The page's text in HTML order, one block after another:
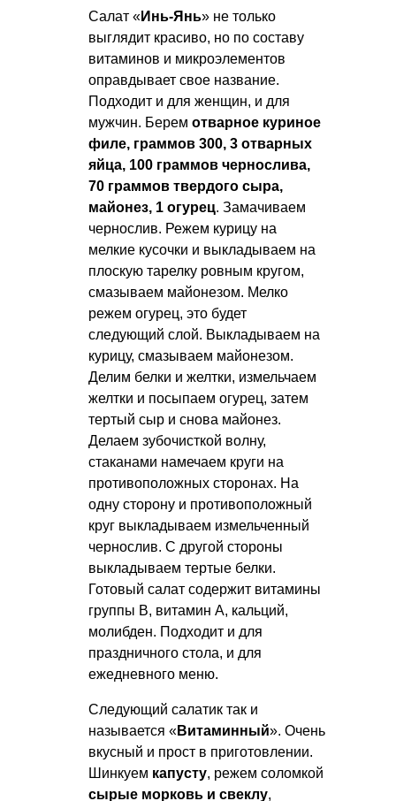
Салат «Инь-Янь» не только
выглядит красиво, но по составу
витаминов и микроэлементов
оправдывает свое название.
Подходит и для женщин, и для
мужчин. Берем отварное куриное
филе, граммов 300, 3 отварных
яйца, 100 граммов чернослива,
70 граммов твердого сыра,
майонез, 1 огурец. Замачиваем
чернослив. Режем курицу на
мелкие кусочки и выкладываем на
плоскую тарелку ровным кругом,
смазываем майонезом. Мелко
режем огурец, это будет
следующий слой. Выкладываем на
курицу, смазываем майонезом.
Делим белки и желтки, измельчаем
желтки и посыпаем огурец, затем
тертый сыр и снова майонез.
Делаем зубочисткой волну,
стаканами намечаем круги на
противоположных сторонах. На
одну сторону и противоположный
круг выкладываем измельченный
чернослив. С другой стороны
выкладываем тертые белки.
Готовый салат содержит витамины
группы В, витамин А, кальций,
молибден. Подходит и для
праздничного стола, и для
ежедневного меню.
Следующий салатик так и
называется «Витаминный». Очень
вкусный и прост в приготовлении.
Шинкуем капусту, режем соломкой
сырые морковь и свеклу,